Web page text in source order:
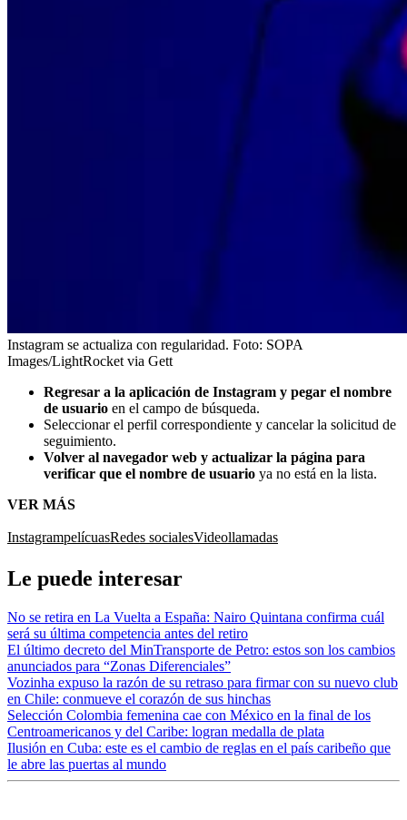
Instagram se actualiza con regularidad. Foto: SOPA
Images/LightRocket via Gett
Regresar a la aplicación de Instagram y pegar el nombre
de usuario en el campo de búsqueda.
Seleccionar el perfil correspondiente y cancelar la solicitud de
seguimiento.
Volver al navegador web y actualizar la página para
verificar que el nombre de usuario ya no está en la lista.
VER MÁS
InstagrampelícuasRedes socialesVideollamadas
Le puede interesar
No se retira en La Vuelta a España: Nairo Quintana confirma cuál
será su última competencia antes del retiro
El último decreto del MinTransporte de Petro: estos son los cambios
anunciados para “Zonas Diferenciales”
Vozinha expuso la razón de su retraso para firmar con su nuevo club
en Chile: conmueve el corazón de sus hinchas
Selección Colombia femenina cae con México en la final de los
Centroamericanos y del Caribe: logran medalla de plata
Ilusión en Cuba: este es el cambio de reglas en el país caribeño que
le abre las puertas al mundo